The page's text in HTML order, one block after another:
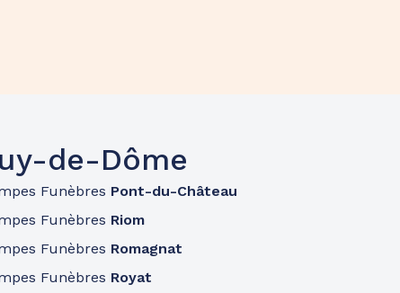
de-Dôme
Funèbres Pont-du-Château
Funèbres Riom
Funèbres Romagnat
Funèbres Royat